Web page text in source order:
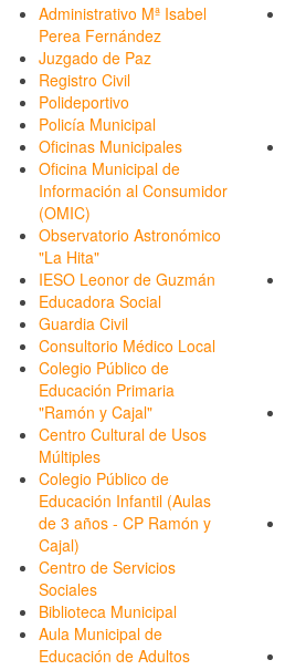
Administrativo Mª Isabel
Perea Fernández
Juzgado de Paz
Registro Civil
Polideportivo
Policía Municipal
Oficinas Municipales
Oficina Municipal de
Información al Consumidor
(OMIC)
Observatorio Astronómico
"La Hita"
IESO Leonor de Guzmán
Educadora Social
Guardia Civil
Consultorio Médico Local
Colegio Público de
Educación Primaria
"Ramón y Cajal"
Centro Cultural de Usos
Múltiples
Colegio Público de
Educación Infantil (Aulas
de 3 años - CP Ramón y
Cajal)
Centro de Servicios
Sociales
Biblioteca Municipal
Aula Municipal de
Educación de Adultos